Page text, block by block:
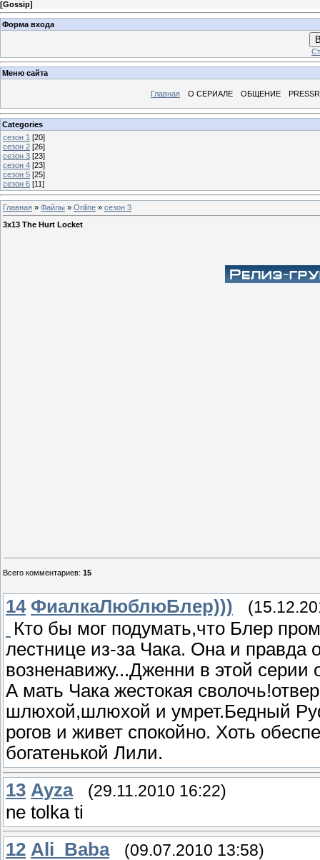
[Gossip]
Форма входа
Меню сайта
Главная О СЕРИАЛЕ ОБЩЕНИЕ
Categories
сезон 1 [20]
сезон 2 [26]
сезон 3 [23]
сезон 4 [23]
сезон 5 [25]
сезон 6 [11]
Главная » Файлы » Online » сезон 3
3x13 The Hurt Locket
Всего комментариев: 15
14 ФиалкаЛюблюБлер)))
Кто бы мог подумать,что Блер
лестнице из-за Чака. Она и правда
возненавижу...Дженни в этой серии
А мать Чака жестокая
шлюхой,шлюхой и умрет.Бедный
рогов и живет спокойно. Хоть
богатенькой Лили.
13 Ayza (29.11.2010 16:22)
ne tolka ti
12 Ali_Baba (09.07.2010 13:58)